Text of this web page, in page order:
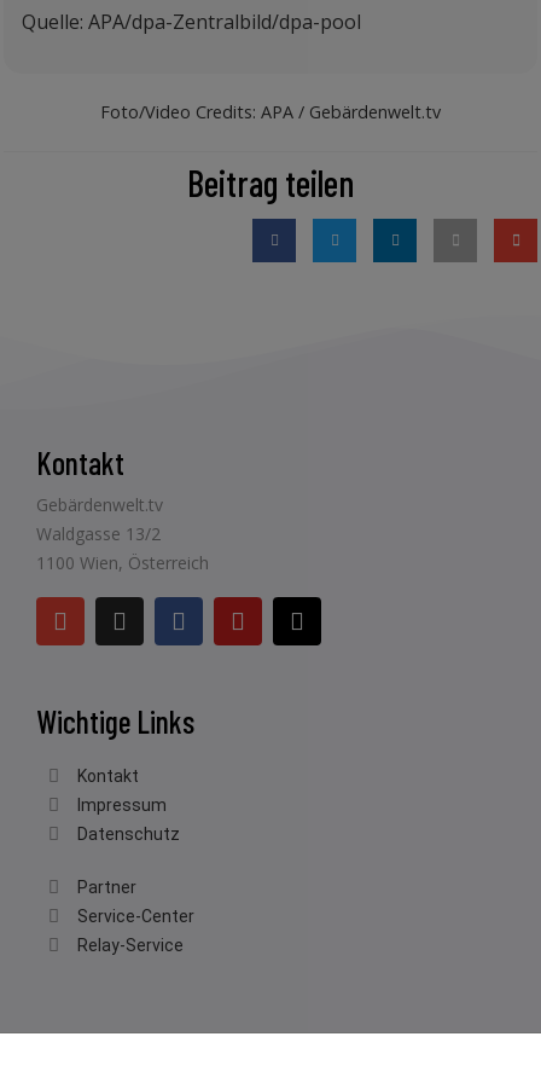
Quelle: APA/dpa-Zentralbild/dpa-pool
Foto/Video Credits: APA / Gebärdenwelt.tv
Beitrag teilen
Kontakt
Gebärdenwelt.tv
Waldgasse 13/2
1100 Wien, Österreich
Wichtige Links
Kontakt
Impressum
Datenschutz
Partner
Service-Center
Relay-Service